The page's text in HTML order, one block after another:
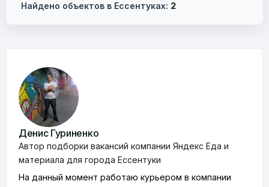
Найдено объектов в Ессентуках: 2
Денис Гуриненко
Автор подборки вакансий компании Яндекс Еда и
материала для города Ессентуки
На данный момент работаю курьером в компании